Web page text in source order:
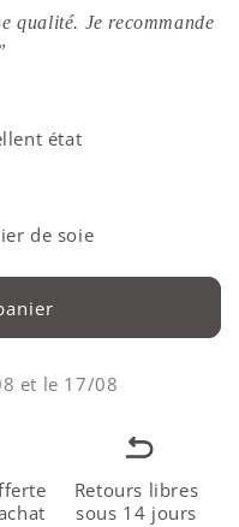
qualité. Je recommande
état
de soie
et le 17/08
Retours libres
sous 14 jours